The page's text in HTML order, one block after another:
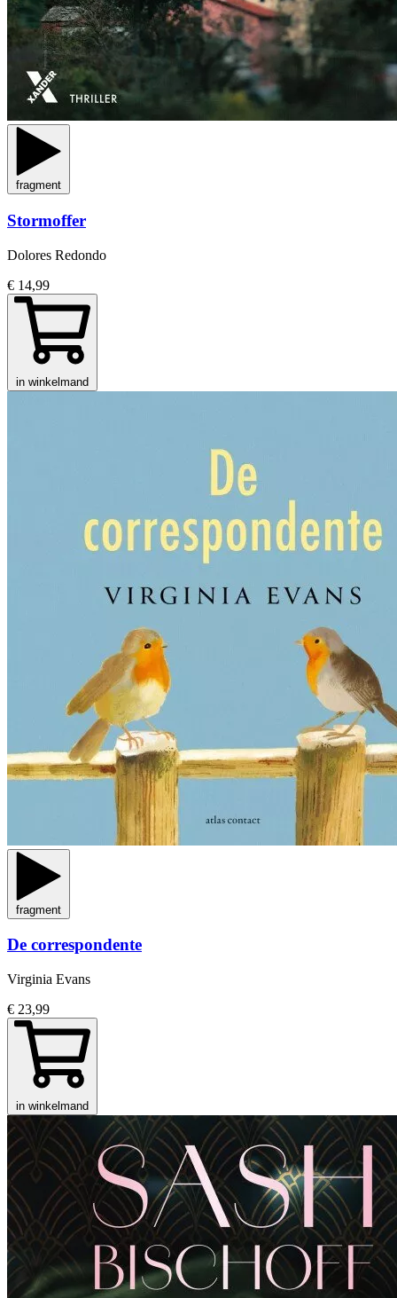
fragment
Stormoffer
Dolores Redondo
€ 14,99
in winkelmand
fragment
De correspondente
Virginia Evans
€ 23,99
in winkelmand